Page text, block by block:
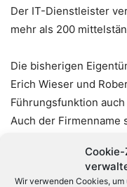
Wir verwenden Cookies,
Der IT-Dienstleister
mehr als 200
Die bisherigen
Erich Wieser und
Führungsfunktion
Auch der Firmenname
2016 in der Schweiz
Mägenwil (Aargau)